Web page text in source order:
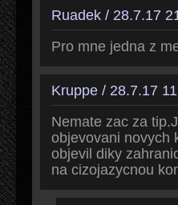
Ruadek / 28.7.17
Pro mne jedna z
Kruppe / 28.7.17
Nemate zac za
objevovani novych
objevil diky
na cizojazycnou